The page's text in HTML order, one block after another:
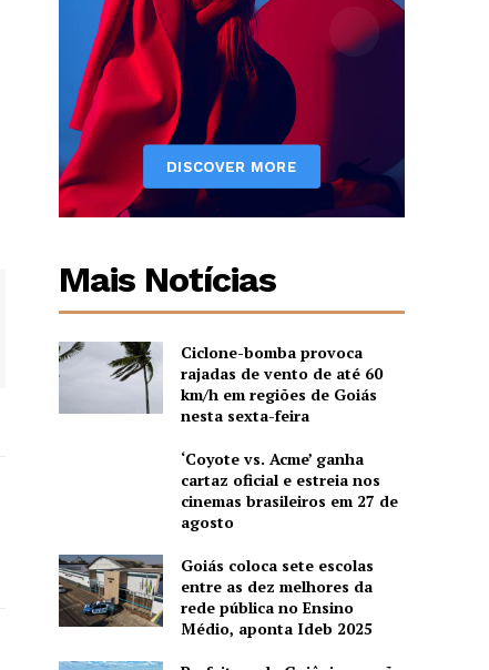
Mais Notícias
Ciclone-bomba provoca
rajadas de vento de até 60
km/h em regiões de Goiás
nesta sexta-feira
‘Coyote vs. Acme’ ganha
cartaz oficial e estreia nos
cinemas brasileiros em 27 de
agosto
Goiás coloca sete escolas
entre as dez melhores da
rede pública no Ensino
Médio, aponta Ideb 2025